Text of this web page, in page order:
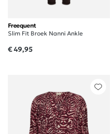
Freequent
Slim Fit Broek Nanni Ankle
€ 49,95